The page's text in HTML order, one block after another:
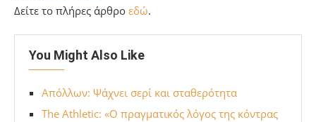
Δείτε το πλήρες άρθρο εδώ.
You Might Also Like
Απόλλων: Ψάχνει σερί και σταθερότητα
The Athletic: «Ο πραγματικός λόγος της κόντρας